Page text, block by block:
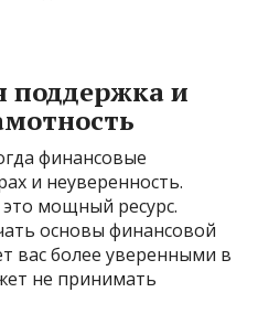
поддержка и
финансовые
и неуверенность.
мощный ресурс.
основы финансовой
вас более уверенными в
не принимать